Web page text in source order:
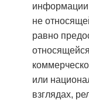
информации
не
равно
или
взглядах,